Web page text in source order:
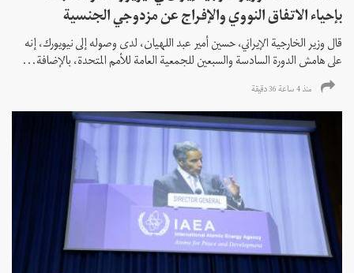
بإحياء الاتفاق النووي والإفراج عن مزدوجي الجنسية
قال وزير الخارجية الإيراني، حسين أمير عبد اللهيان، لدى وصوله إلى نيويورك، إنه
على هامش الدورة السادسة والسبعين للجمعية العامة للأمم المتحدة، بالإضافة...
منذ 4 ساعة 36 دقیقة